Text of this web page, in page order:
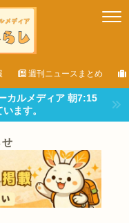
週刊ニュースまとめ
カルメディア 朝7:15
ます。